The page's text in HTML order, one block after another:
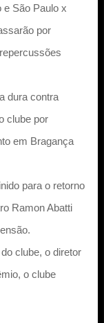
e São Paulo x
por
dura contra
clube por
em Bragança
para o retorno
Ramon Abatti
clube, o diretor
o clube